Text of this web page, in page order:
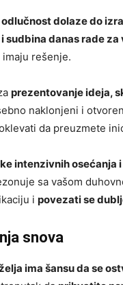
dolaze do
sudbina danas rade za
rešenje.
prezentovanje ideja,
naklonjeni i
da preuzmete
intenzivnih osećanja
sa vašom
i povezati se
snova
ima šansu da se